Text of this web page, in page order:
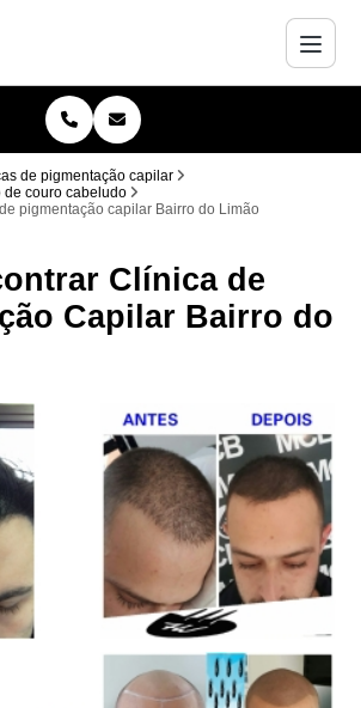
de pigmentação capilar
couro cabeludo
pigmentação capilar Bairro do Limão
Clínica de
Capilar Bairro do